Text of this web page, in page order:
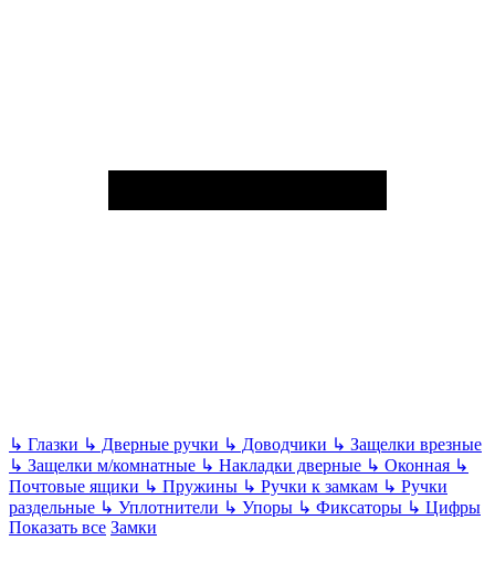
↳ Глазки ↳ Дверные ручки ↳ Доводчики ↳ Защелки врезные
↳ Защелки м/комнатные ↳ Накладки дверные ↳ Оконная ↳
Почтовые ящики ↳ Пружины ↳ Ручки к замкам ↳ Ручки
раздельные ↳ Уплотнители ↳ Упоры ↳ Фиксаторы ↳ Цифры
Показать все Замки